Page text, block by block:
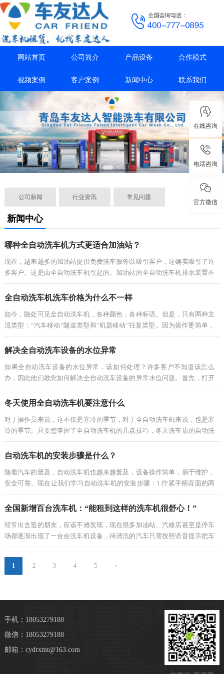
网站首页 公司简介 产品设备 合作模式
视频案例 客户案例 新闻中心 联系我们
公司新闻 行业资讯 常见问题
新闻中心
哪种全自动洗车机方式更适合加油站？
现在，越来越多的加油站提供免费洗车服务以吸引客户，这确实吸引了许
多客户。这是由全自动洗车机引起的。加油站的全自动洗车机排水装置不
仅用于加油+免费洗车，还用于加油卡，充值活动和优惠活动。有很多吸
引客户的方法。因此，加油站的全自动洗车机是一个有前途的项目..…
全自动洗车机洗车价格为什么不一样
如今，随处可见全自动洗车机，各种颜色，各种标语。但是，只有两种主
流类型：“汽车移动”隧道类型和“机器移动”往复类型。因为操作更简单，
所以“车主”更喜欢往复型。机器类型不多，但自动洗车市场的价格却
是“百花齐放”的景象。洗衣机有1元，9.9元，10元，15元，30元…
解决全自动洗车设备的水位异常
如果全自动洗车设备的水位异常，该如何处理？许多客户不知道该怎么
办，因此他们教您如何解决全自动洗车设备的异常水位问题。首先，打开
控制座，检查自动洗衣机的水位开关上的插头和控制线的插头是否松动。
如果有松动的情况，只需将插头和插头件牢固地插入；其次，切断电源…
冬天使用全自动洗车机要注意什么
对于操作员来说，这不仅是寒冷的季节，对于全自动洗车机来说，也是寒
冷的季节。只要您掌握了全自动洗车机的几点技巧，冬天洗车店的自动洗
车机就可以轻松洗车。自动洗车机厂家为您提供以下几点：1.注意自动洗
车机的防冻剂。自动洗车机的水管和泵应采取防寒措施。如果室内温…
自动洗车机的安装步骤是什么？
随着汽车的普及，自动洗车机也越来越普及，设备操作简单，易于维护，
安全可靠。现在让我们学习自动洗车机的安装步骤：1.拧紧手柄背面的两
个螺丝2.左安装线吊架3.将枪架安装在右侧4.高压管接头直接插入机身出水
口并拧紧5.高压管的另一端直接进入喷枪的手柄6.将喷枪手柄的凸…
全国新增百台洗车机：“能租到这样的洗车机很舒心！”
经常出去逛的朋友，应该不难发现，现在很多加油站、汽修店甚至是停车
场都逐渐出现了一台台洗车机设备，待清洗的汽车只需按照语音提示把车
停放至指定位置，扫码付款后即可开始洗车，喷水、刷洗、冲淋、风干，
全程无需工作人员介入，仅凭人机交互4-5分钟即可完成清洗工作，…
1 2 3 4 5 >
手机：18053279188
微信：18053279188
邮箱：cydrxmt@163.com
在线咨询
电话咨询
官方微信